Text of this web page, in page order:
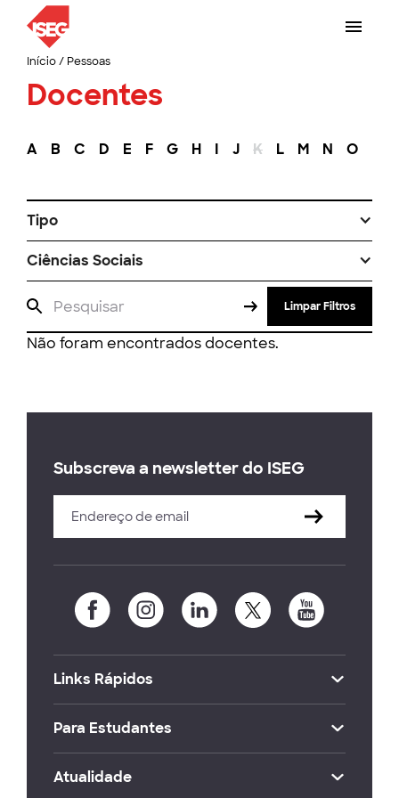
Início/ Pessoas
Docentes
A B C D E F G H I J K L M N O
Tipo
Ciências Sociais
Limpar Filtros
Não foram encontrados docentes.
Subscreva a newsletter do ISEG
Links Rápidos
Para Estudantes
Atualidade